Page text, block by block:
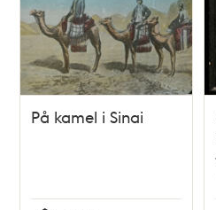
På kamel i Sinai